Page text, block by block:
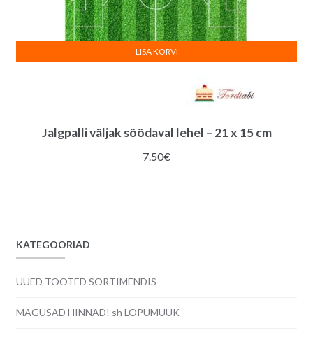
Jalgpalli väljak söödaval lehel – 21 x 15 cm
7.50€
LISA KORVI
KATEGOORIAD
UUED TOOTED SORTIMENDIS
MAGUSAD HINNAD! sh LÕPUMÜÜK